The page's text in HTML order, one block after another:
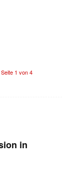
Seite 1 von 4
in